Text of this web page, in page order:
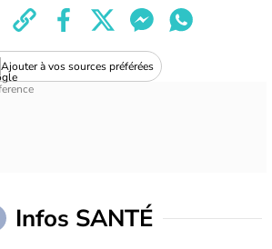
Ajouter à vos sources préférées
Infos SANTÉ